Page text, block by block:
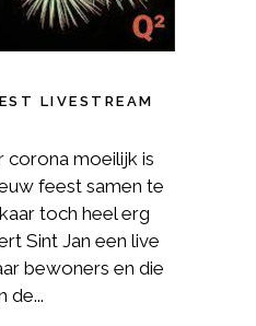
LIVESTREAM
moeilijk is
feest samen te
toch heel erg
Sint Jan een live
bewoners en die
de...